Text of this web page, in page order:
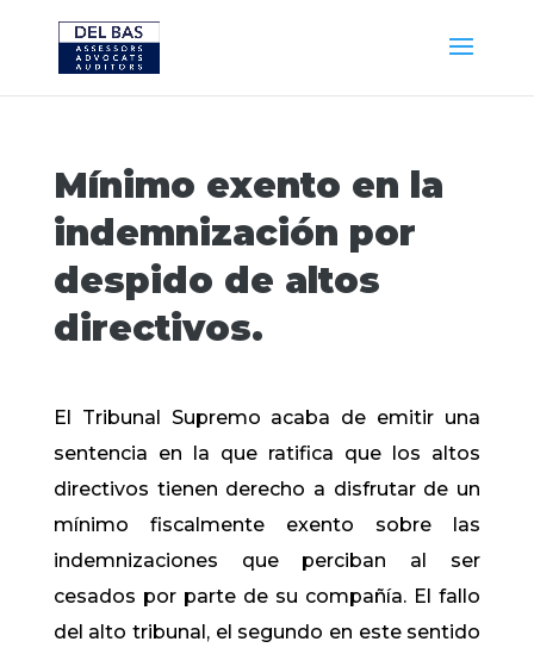
Mínimo exento en la
indemnización por
despido de altos
directivos.
El Tribunal Supremo acaba de emitir una
sentencia en la que ratifica que los altos
directivos tienen derecho a disfrutar de un
mínimo fiscalmente exento sobre las
indemnizaciones que perciban al ser
cesados por parte de su compañía. El fallo
del alto tribunal, el segundo en este sentido